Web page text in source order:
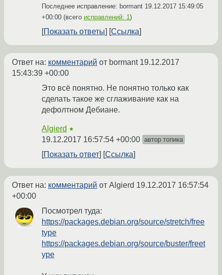
Последнее исправление: bormant 19.12.2017 15:49:05
+00:00 (всего исправлений: 1)
Показать ответы Ссылка
Ответ на: комментарий от bormant 19.12.2017
15:43:39 +00:00
Это всё понятно. Не понятно только как
сделать такое же сглаживание как на
дефолтном Дебиане.
Algierd ★
19.12.2017 16:57:54 +00:00 автор топика
Показать ответ Ссылка
Ответ на: комментарий от Algierd 19.12.2017 16:57:54
+00:00
Посмотрел туда:
https://packages.debian.org/source/stretch/free
type
https://packages.debian.org/source/buster/freet
ype